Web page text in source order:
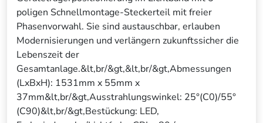
poligen Schnellmontage-Steckerteil mit freier
Phasenvorwahl. Sie sind austauschbar, erlauben
Modernisierungen und verlängern zukunftssicher die
Lebenszeit der
Gesamtanlage.&lt,br/&gt,&lt,br/&gt,Abmessungen
(LxBxH): 1531mm x 55mm x
37mm&lt,br/&gt,Ausstrahlungswinkel: 25°(C0)/55°
(C90)&lt,br/&gt,Bestückung: LED,